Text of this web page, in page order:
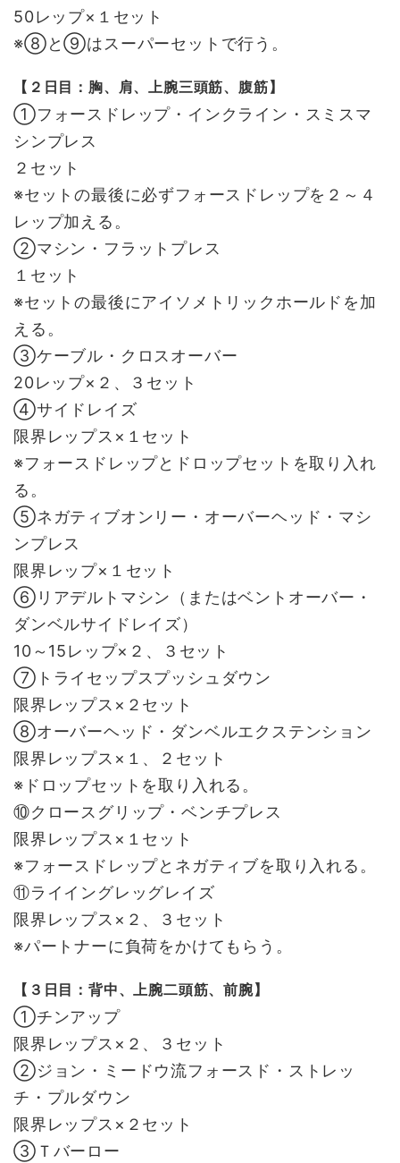
50レップ×１セット
※⑧と⑨はスーパーセットで行う。
【２日目：胸、肩、上腕三頭筋、腹筋】
①フォースドレップ・インクライン・スミスマ
シンプレス
２セット
※セットの最後に必ずフォースドレップを２～４
レップ加える。
②マシン・フラットプレス
１セット
※セットの最後にアイソメトリックホールドを加
える。
③ケーブル・クロスオーバー
20レップ×２、３セット
④サイドレイズ
限界レップス×１セット
※フォースドレップとドロップセットを取り入れ
る。
⑤ネガティブオンリー・オーバーヘッド・マシ
ンプレス
限界レップ×１セット
⑥リアデルトマシン（またはベントオーバー・
ダンベルサイドレイズ）
10～15レップ×２、３セット
⑦トライセップスプッシュダウン
限界レップス×２セット
⑧オーバーヘッド・ダンベルエクステンション
限界レップス×１、２セット
※ドロップセットを取り入れる。
⑩クロースグリップ・ベンチプレス
限界レップス×１セット
※フォースドレップとネガティブを取り入れる。
⑪ライイングレッグレイズ
限界レップス×２、３セット
※パートナーに負荷をかけてもらう。
【３日目：背中、上腕二頭筋、前腕】
①チンアップ
限界レップス×２、３セット
②ジョン・ミードウ流フォースド・ストレッ
チ・プルダウン
限界レップス×２セット
③Ｔバーロー